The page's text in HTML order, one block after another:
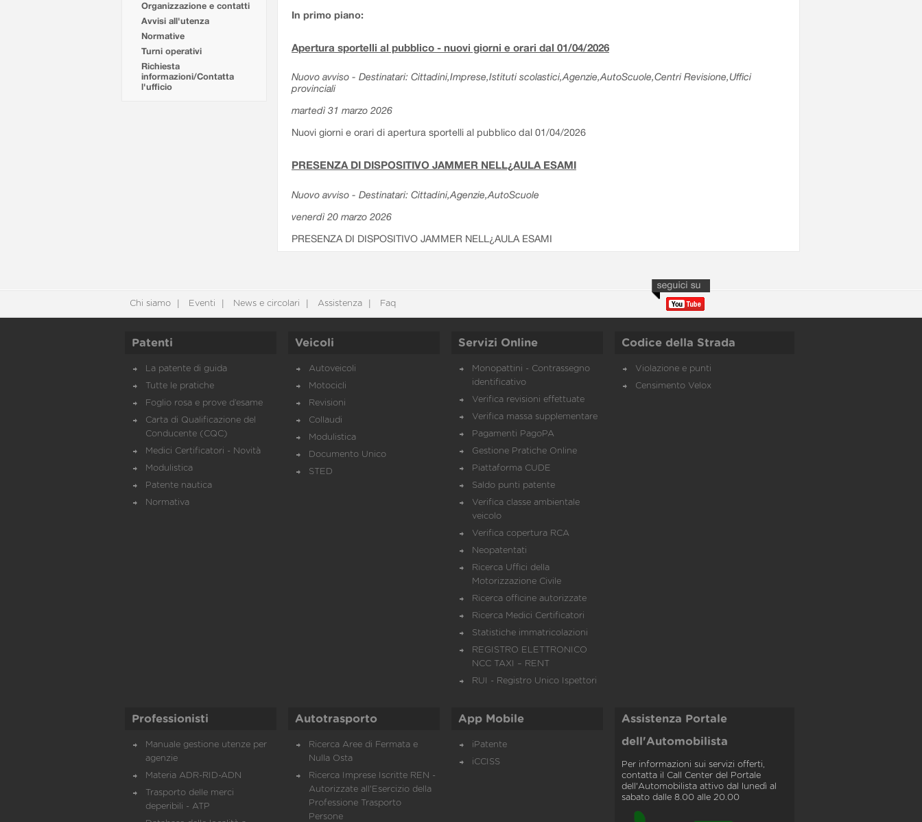
Organizzazione e contatti
Avvisi all'utenza
Normative
Turni operativi
Richiesta
informazioni/Contatta
l'ufficio
In primo piano:
Apertura sportelli al pubblico - nuovi giorni e orari dal 01/04/2026
Nuovo avviso - Destinatari: Cittadini,Imprese,Istituti scolastici,Agenzie,AutoScuole,Centri Revisione,Uffici
provinciali
martedì 31 marzo 2026
Nuovi giorni e orari di apertura sportelli al pubblico dal 01/04/2026
PRESENZA DI DISPOSITIVO JAMMER NELL¿AULA ESAMI
Nuovo avviso - Destinatari: Cittadini,Agenzie,AutoScuole
venerdì 20 marzo 2026
PRESENZA DI DISPOSITIVO JAMMER NELL¿AULA ESAMI
Chi siamo Eventi News e circolari Assistenza Faq
Patenti
La patente di guida
Tutte le pratiche
Foglio rosa e prove d’esame
Carta di Qualificazione del
Conducente (CQC)
Medici Certificatori - Novità
Modulistica
Patente nautica
Normativa
Veicoli
Autoveicoli
Motocicli
Revisioni
Collaudi
Modulistica
Documento Unico
STED
Servizi Online
Monopattini - Contrassegno
identificativo
Verifica revisioni effettuate
Verifica massa supplementare
Pagamenti PagoPA
Gestione Pratiche Online
Piattaforma CUDE
Saldo punti patente
Verifica classe ambientale
veicolo
Verifica copertura RCA
Neopatentati
Ricerca Uffici della
Motorizzazione Civile
Ricerca officine autorizzate
Ricerca Medici Certificatori
Statistiche immatricolazioni
REGISTRO ELETTRONICO
NCC TAXI – RENT
RUI - Registro Unico Ispettori
Codice della Strada
Violazione e punti
Censimento Velox
Professionisti
Manuale gestione utenze per
agenzie
Materia ADR-RID-ADN
Trasporto delle merci
deperibili - ATP
Autotrasporto
Ricerca Aree di Fermata e
Nulla Osta
Ricerca Imprese Iscritte REN -
Autorizzate all'Esercizio della
Professione Trasporto
Persone
App Mobile
iPatente
iCCISS
Assistenza Portale
dell'Automobilista
Per informazioni sui servizi offerti,
contatta il Call Center del Portale
dell'Automobilista attivo dal lunedì al
sabato dalle 8.00 alle 20.00